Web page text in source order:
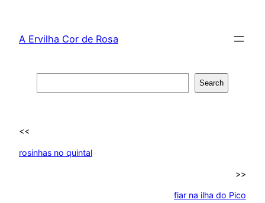
content
A Ervilha Cor de Rosa
Search
<<
rosinhas no quintal
>>
fiar na ilha do Pico